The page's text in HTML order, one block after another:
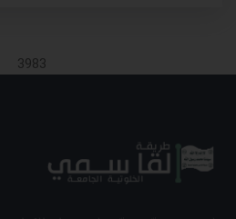
3983